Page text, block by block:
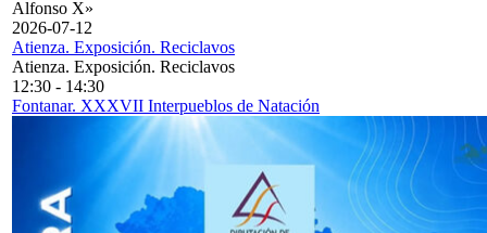
Alfonso X»
2026-07-12
Atienza. Exposición. Reciclavos
Atienza. Exposición. Reciclavos
12:30 - 14:30
Fontanar. XXXVII Interpueblos de Natación